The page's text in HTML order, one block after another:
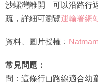
沙螺灣離開，可以沿路行
疏，詳細可瀏覽運輸署網
資料、圖片授權：
常見問題：
問：這條行山路線適合幼